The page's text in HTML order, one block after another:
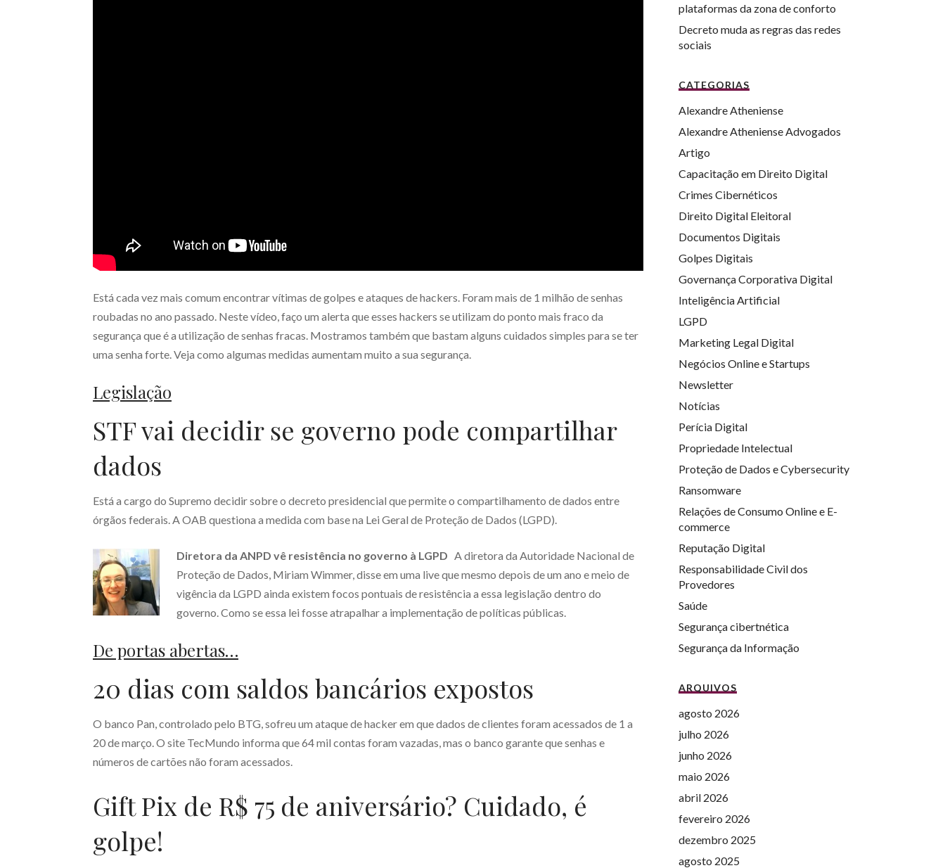
Está cada vez mais comum encontrar vítimas de golpes e ataques de hackers. Foram mais de 1 milhão de senhas
roubadas no ano passado. Neste vídeo, faço um alerta que esses hackers se utilizam do ponto mais fraco da
segurança que é a utilização de senhas fracas. Mostramos também que bastam alguns cuidados simples para se ter
uma senha forte. Veja como algumas medidas aumentam muito a sua segurança.
Legislação
STF vai decidir se governo pode compartilhar
dados
Está a cargo do Supremo decidir sobre o decreto presidencial que permite o compartilhamento de dados entre
órgãos federais. A OAB questiona a medida com base na Lei Geral de Proteção de Dados (LGPD).
Diretora da ANPD vê resistência no governo à LGPD A diretora da Autoridade Nacional de
Proteção de Dados, Miriam Wimmer, disse em uma live que mesmo depois de um ano e meio de
vigência da LGPD ainda existem focos pontuais de resistência a essa legislação dentro do
governo. Como se essa lei fosse atrapalhar a implementação de políticas públicas.
De portas abertas…
20 dias com saldos bancários expostos
O banco Pan, controlado pelo BTG, sofreu um ataque de hacker em que dados de clientes foram acessados de 1 a
20 de março. O site TecMundo informa que 64 mil contas foram vazadas, mas o banco garante que senhas e
números de cartões não foram acessados.
Gift Pix de R$ 75 de aniversário? Cuidado, é
golpe!
plataformas da zona de conforto
Decreto muda as regras das redes
sociais
CATEGORIAS
Alexandre Atheniense
Alexandre Atheniense Advogados
Artigo
Capacitação em Direito Digital
Crimes Cibernéticos
Direito Digital Eleitoral
Documentos Digitais
Golpes Digitais
Governança Corporativa Digital
Inteligência Artificial
LGPD
Marketing Legal Digital
Negócios Online e Startups
Newsletter
Notícias
Perícia Digital
Propriedade Intelectual
Proteção de Dados e Cybersecurity
Ransomware
Relações de Consumo Online e E-
commerce
Reputação Digital
Responsabilidade Civil dos
Provedores
Saúde
Segurança cibertnética
Segurança da Informação
ARQUIVOS
agosto 2026
julho 2026
junho 2026
maio 2026
abril 2026
fevereiro 2026
dezembro 2025
agosto 2025